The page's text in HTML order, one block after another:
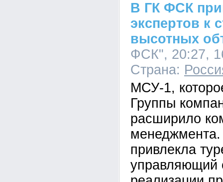
В ГК ФСК
экспертов к
высотных
ФСК", 20:27,
Страна:
МСУ-1,
Группы
расширило
привлекла
управляющий